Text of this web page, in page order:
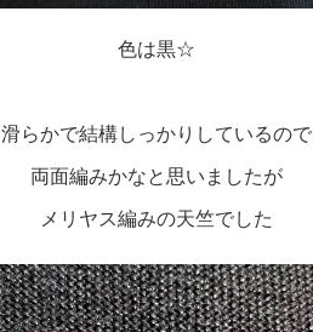
色は黒☆
滑らかで結構しっかりしているので
両面編みかなと思いましたが
メリヤス編みの天竺でした